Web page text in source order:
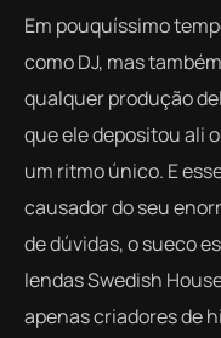
Em pouquíssimo
como DJ, mas
qualquer produção
que ele depositou ali
um ritmo único. E
causador do seu
de dúvidas, o sueco
lendas Swedish
apenas criadores de